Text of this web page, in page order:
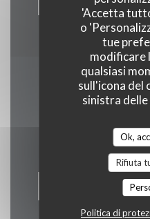
'Accetta
o
tue
modificare
qualsiasi
sull'icona del
sinistra
Ok,
Rifiuta
Politica di
Rimani